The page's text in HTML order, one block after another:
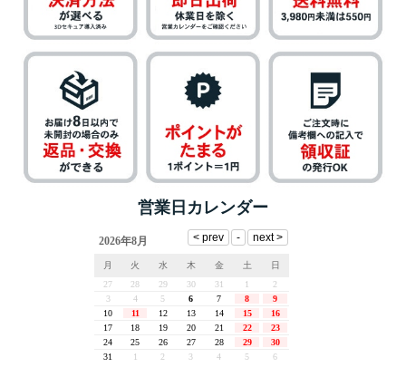
営業日カレンダー